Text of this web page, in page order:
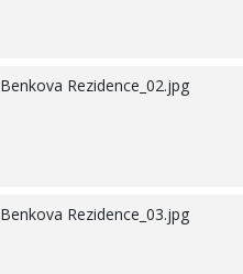
Benkova Rezidence_02.jpg
Benkova Rezidence_03.jpg